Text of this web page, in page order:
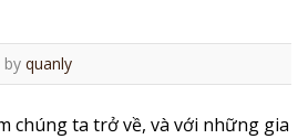
by quanly
chúng ta trở về, và với những gia